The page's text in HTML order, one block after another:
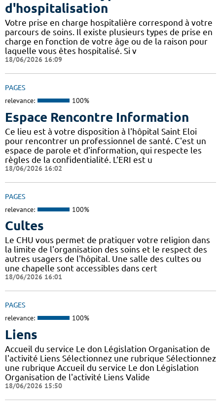
d'hospitalisation
Votre prise en charge hospitalière correspond à votre
parcours de soins. Il existe plusieurs types de prise en
charge en fonction de votre âge ou de la raison pour
laquelle vous êtes hospitalisé. Si v
18/06/2026 16:09
PAGES
relevance: 100%
Espace Rencontre Information
Ce lieu est à votre disposition à l'hôpital Saint Eloi
pour rencontrer un professionnel de santé. C'est un
espace de parole et d'information, qui respecte les
règles de la confidentialité. L’ERI est u
18/06/2026 16:02
PAGES
relevance: 100%
Cultes
Le CHU vous permet de pratiquer votre religion dans
la limite de l'organisation des soins et le respect des
autres usagers de l'hôpital. Une salle des cultes ou
une chapelle sont accessibles dans cert
18/06/2026 16:01
PAGES
relevance: 100%
Liens
Accueil du service Le don Législation Organisation de
l'activité Liens Sélectionnez une rubrique Sélectionnez
une rubrique Accueil du service Le don Législation
Organisation de l'activité Liens Valide
18/06/2026 15:50